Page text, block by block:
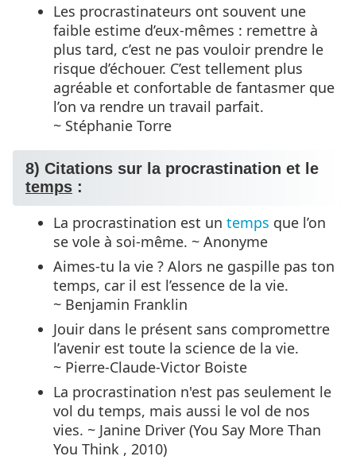
Les procrastinateurs ont souvent une
faible estime d’eux-mêmes : remettre à
plus tard, c’est ne pas vouloir prendre le
risque d’échouer. C’est tellement plus
agréable et confortable de fantasmer que
l’on va rendre un travail parfait.
~ Stéphanie Torre
8) Citations sur la procrastination et le
temps :
La procrastination est untemps que l’on
se vole à soi-même. ~ Anonyme
Aimes-tu la vie ? Alors ne gaspille pas ton
temps, car il est l’essence de la vie.
~ Benjamin Franklin
Jouir dans le présent sans compromettre
l’avenir est toute la science de la vie.
~ Pierre-Claude-Victor Boiste
La procrastination n'est pas seulement le
vol du temps, mais aussi le vol de nos
vies. ~ Janine Driver (You Say More Than
You Think , 2010)